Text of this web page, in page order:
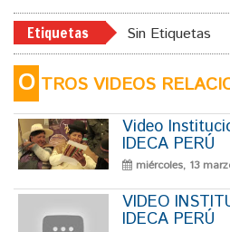
Etiquetas Sin Etiquetas
O TROS VIDEOS
Video
IDECA PERÚ
miércoles, 13
VIDEO
IDECA PERÚ